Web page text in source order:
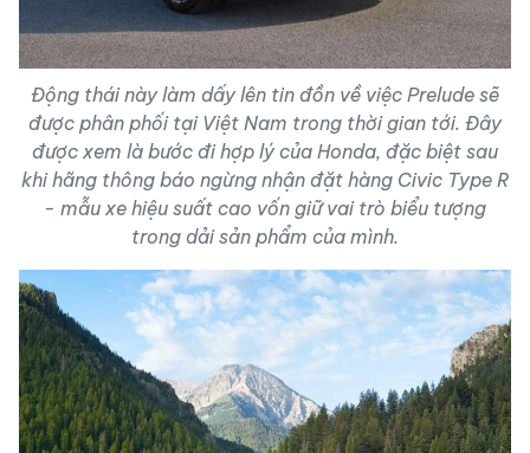
Động thái này làm dấy lên tin đồn về việc Prelude sẽ
được phân phối tại Việt Nam trong thời gian tới. Đây
được xem là bước đi hợp lý của Honda, đặc biệt sau
khi hãng thông báo ngừng nhận đặt hàng Civic Type R
- mẫu xe hiệu suất cao vốn giữ vai trò biểu tượng
trong dải sản phẩm của mình.